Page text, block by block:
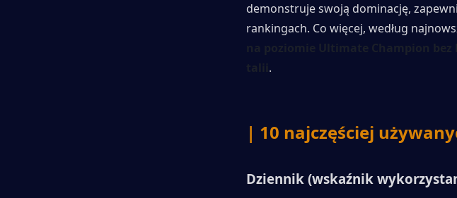
demonstruje swoją dominację,
rankingach. Co więcej, według
.
| 10 najczęściej
Dziennik (wskaźnik